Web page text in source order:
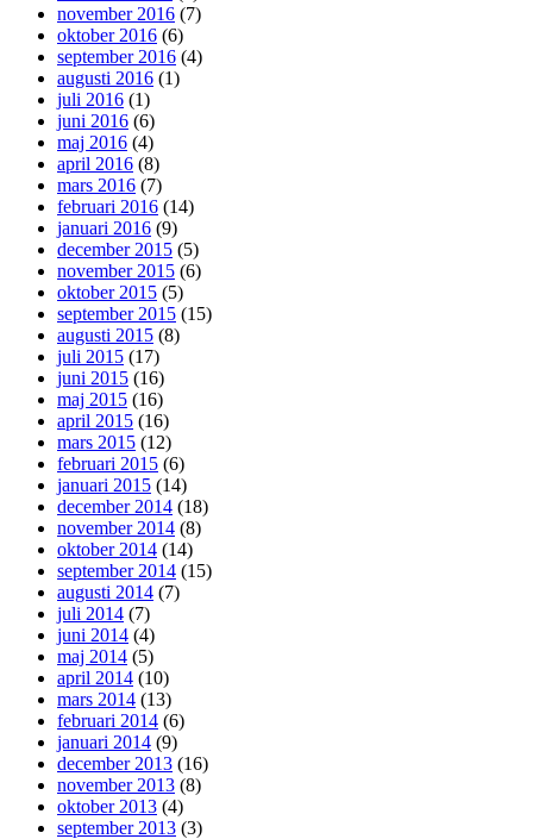
november 2016 (7)
oktober 2016 (6)
september 2016 (4)
augusti 2016 (1)
juli 2016 (1)
juni 2016 (6)
maj 2016 (4)
april 2016 (8)
mars 2016 (7)
februari 2016 (14)
januari 2016 (9)
december 2015 (5)
november 2015 (6)
oktober 2015 (5)
september 2015 (15)
augusti 2015 (8)
juli 2015 (17)
juni 2015 (16)
maj 2015 (16)
april 2015 (16)
mars 2015 (12)
februari 2015 (6)
januari 2015 (14)
december 2014 (18)
november 2014 (8)
oktober 2014 (14)
september 2014 (15)
augusti 2014 (7)
juli 2014 (7)
juni 2014 (4)
maj 2014 (5)
april 2014 (10)
mars 2014 (13)
februari 2014 (6)
januari 2014 (9)
december 2013 (16)
november 2013 (8)
oktober 2013 (4)
september 2013 (3)